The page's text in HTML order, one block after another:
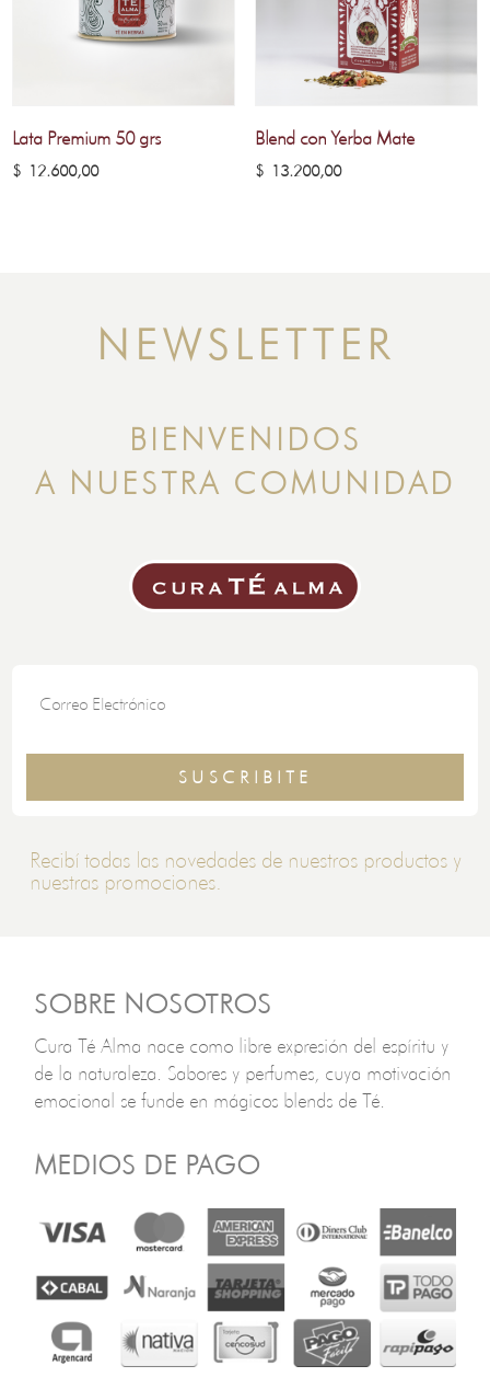
Lata Premium 50 grs
$ 12.600,00
Blend con Yerba Mate
$13.200,00
NEWSLETTER
BIENVENIDOS
A NUESTRA COMUNIDAD
SUSCRIBITE
Recibí todas las novedades de nuestros productos y
nuestras promociones.
SOBRE NOSOTROS
Cura Té Alma nace como libre expresión del espíritu y
de la naturaleza. Sabores y perfumes, cuya motivación
emocional se funde en mágicos blends de Té.
MEDIOS DE PAGO